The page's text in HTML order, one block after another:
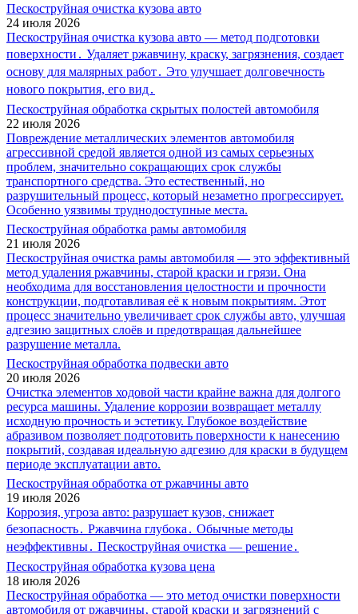
Пескоструйная очистка кузова авто
24 июля 2026
Пескоструйная очистка кузова авто — метод подготовки
поверхности․ Удаляет ржавчину, краску, загрязнения, создает
основу для малярных работ․ Это улучшает долговечность
нового покрытия, его вид․
Пескоструйная обработка скрытых полостей автомобиля
22 июля 2026
Повреждение металлических элементов автомобиля
агрессивной средой является одной из самых серьезных
проблем, значительно сокращающих срок службы
транспортного средства. Это естественный, но
разрушительный процесс, который незаметно прогрессирует.
Особенно уязвимы труднодоступные места.
Пескоструйная обработка рамы автомобиля
21 июля 2026
Пескоструйная очистка рамы автомобиля — это эффективный
метод удаления ржавчины, старой краски и грязи. Она
необходима для восстановления целостности и прочности
конструкции, подготавливая её к новым покрытиям. Этот
процесс значительно увеличивает срок службы авто, улучшая
адгезию защитных слоёв и предотвращая дальнейшее
разрушение металла.
Пескоструйная обработка подвески авто
20 июля 2026
Очистка элементов ходовой части крайне важна для долгого
ресурса машины. Удаление коррозии возвращает металлу
исходную прочность и эстетику. Глубокое воздействие
абразивом позволяет подготовить поверхности к нанесению
покрытий, создавая идеальную адгезию для краски в будущем
периоде эксплуатации авто.
Пескоструйная обработка от ржавчины авто
19 июля 2026
Коррозия, угроза авто: разрушает кузов, снижает
безопасность․ Ржавчина глубока․ Обычные методы
неэффективны․ Пескоструйная очистка — решение․
Пескоструйная обработка кузова цена
18 июля 2026
Пескоструйная обработка — это метод очистки поверхности
автомобиля от ржавчины‚ старой краски и загрязнений с